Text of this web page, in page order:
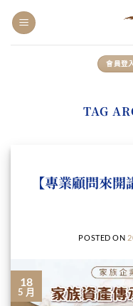
content
會員登入
TAG
【專業顧問來
POSTED ON
18
5 月